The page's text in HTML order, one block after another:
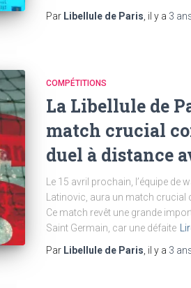
Par Libellule de Paris , il y a 3
COMPÉTITIONS
La Libellule de
match crucial
duel à distance
Le 15 avril prochain, l’équipe de
Latinovic, aura un match crucial
Ce match revêt une grande
Saint Germain, car une défaite
Par Libellule de Paris , il y a 3